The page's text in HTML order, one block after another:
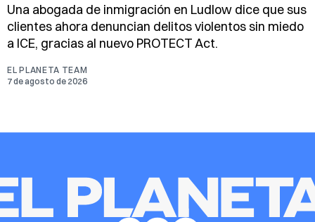
Una abogada de inmigración en Ludlow dice que sus
clientes ahora denuncian delitos violentos sin miedo
a ICE, gracias al nuevo PROTECT Act.
EL PLANETA TEAM
7 de agosto de 2026